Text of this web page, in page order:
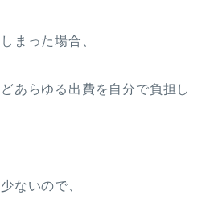
まった場合、
あらゆる出費を自分で負担し
ないので、